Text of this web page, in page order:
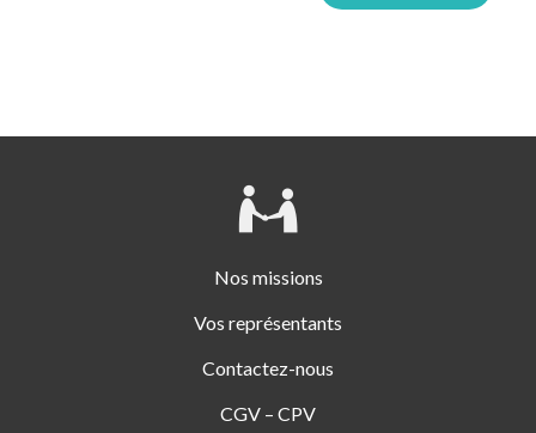
Nos missions
Vos représentants
Contactez-nous
CGV – CPV